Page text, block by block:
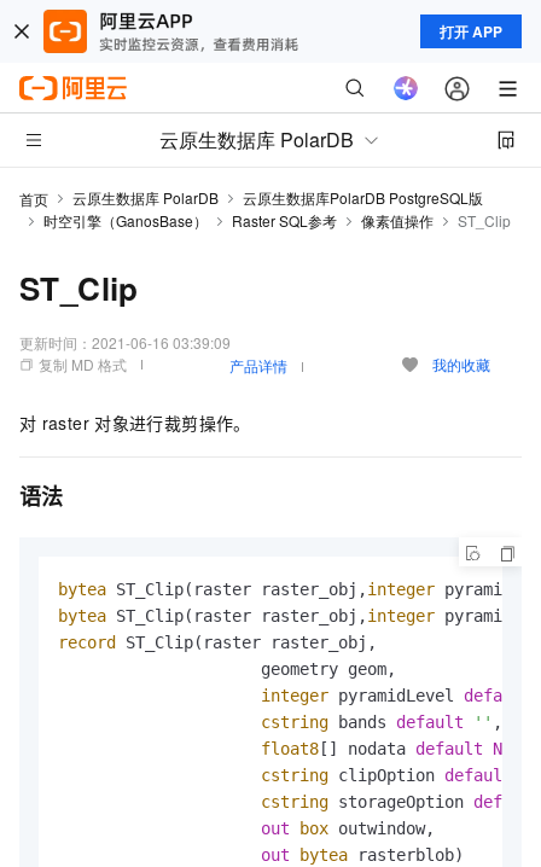
打开 APP
云原生数据库 PolarDB
首页 云原生数据库 PolarDB
云原生数据库PolarDB PostgreSQL版
时空引擎（GanosBase）
Raster SQL参考 像素值操作 ST_Clip
ST_Clip
更新时间： 2021-06-16 03:39:09
复制 MD 格式
产品详情 我的收藏
对 raster 对象进行裁剪操作。
语法
bytea ST_Clip(raster raster_obj,integer
bytea ST_Clip(raster raster_obj,integer
record
ST_Clip(raster raster_obj,
                     geometry geom,
integer pyramidLevel default
cstring bands default '' ,
float8 [] nodata default NULL
cstring clipOption default
cstring storageOption default
out
box outwindow,
out
bytea rasterblob)